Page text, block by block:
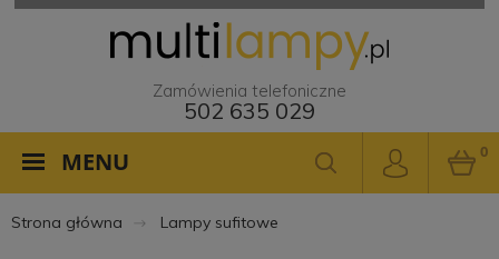
Zamówienia telefoniczne
502 635 029
MENU 0
Strona główna Lampy sufitowe